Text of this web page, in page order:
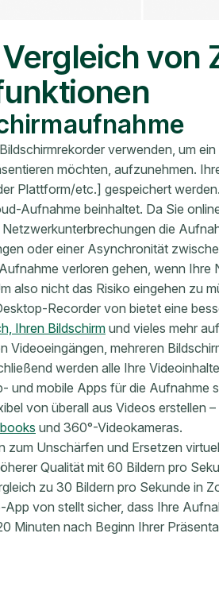
von
verwenden, um
möchten, aufzunehmen.
Plattform/etc.] gespeichert
Aufnahme beinhaltet. Da Sie
die
oder einer Asynchronität
verloren gehen, wenn Ihre
also nicht das Risiko eingehen zu
Recorder von bietet eine
Ihren Bildschirm und vieles mehr
mehreren
werden alle Ihre
und mobile Apps für die Aufnahme
von überall aus Videos erstellen
und 360°-Videokameras.
zum Unschärfen und Ersetzen
Qualität mit 60 Bildern pro
zu 30 Bildern pro Sekunde in
von stellt sicher, dass Ihre
Minuten nach Beginn Ihrer